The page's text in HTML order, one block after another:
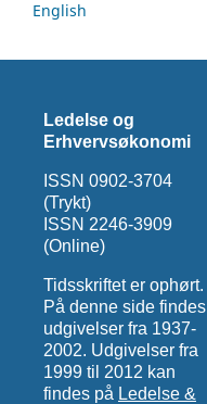
English
Ledelse og
Erhvervsøkonomi
ISSN 0902-3704
(Trykt)
ISSN 2246-3909
(Online)
Tidsskriftet er ophørt.
På denne side findes
udgivelser fra 1937-
2002. Udgivelser fra
1999 til 2012 kan
findes på Ledelse &